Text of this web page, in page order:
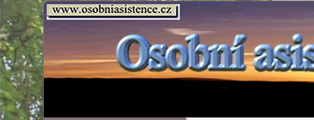
Osobni asistence.cz